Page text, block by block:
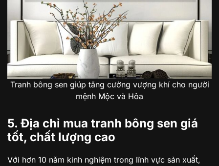
Tranh bông sen giúp tăng cường vượng khí cho người
mệnh Mộc và Hỏa
5. Địa chỉ mua tranh bông sen giá
tốt, chất lượng cao
Với hơn 10 năm kinh nghiệm trong lĩnh vực sản xuất,